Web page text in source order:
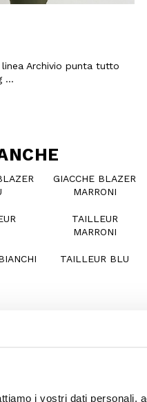
i vostri dati personali,
Archivio punta tutto
...
GIACCHE BLAZER
MARRONI
TAILLEUR
MARRONI
TAILLEUR BLU
STILE PER I
GIACCHE E